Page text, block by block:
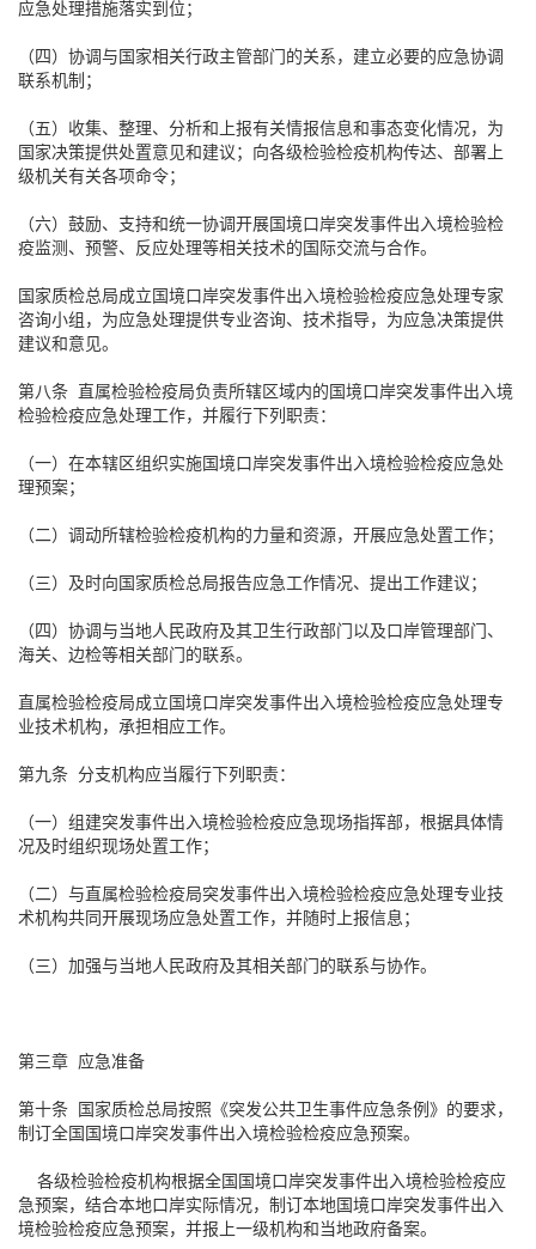
应急处理措施落实到位；
（四）协调与国家相关行政主管部门的关系，建立必要的应急协调
联系机制；
（五）收集、整理、分析和上报有关情报信息和事态变化情况，为
国家决策提供处置意见和建议；向各级检验检疫机构传达、部署上
级机关有关各项命令；
（六）鼓励、支持和统一协调开展国境口岸突发事件出入境检验检
疫监测、预警、反应处理等相关技术的国际交流与合作。
国家质检总局成立国境口岸突发事件出入境检验检疫应急处理专家
咨询小组，为应急处理提供专业咨询、技术指导，为应急决策提供
建议和意见。
第八条 直属检验检疫局负责所辖区域内的国境口岸突发事件出入境
检验检疫应急处理工作，并履行下列职责：
（一）在本辖区组织实施国境口岸突发事件出入境检验检疫应急处
理预案；
（二）调动所辖检验检疫机构的力量和资源，开展应急处置工作；
（三）及时向国家质检总局报告应急工作情况、提出工作建议；
（四）协调与当地人民政府及其卫生行政部门以及口岸管理部门、
海关、边检等相关部门的联系。
直属检验检疫局成立国境口岸突发事件出入境检验检疫应急处理专
业技术机构，承担相应工作。
第九条 分支机构应当履行下列职责：
（一）组建突发事件出入境检验检疫应急现场指挥部，根据具体情
况及时组织现场处置工作；
（二）与直属检验检疫局突发事件出入境检验检疫应急处理专业技
术机构共同开展现场应急处置工作，并随时上报信息；
（三）加强与当地人民政府及其相关部门的联系与协作。
第三章 应急准备
第十条 国家质检总局按照《突发公共卫生事件应急条例》的要求，
制订全国国境口岸突发事件出入境检验检疫应急预案。
各级检验检疫机构根据全国国境口岸突发事件出入境检验检疫应
急预案，结合本地口岸实际情况，制订本地国境口岸突发事件出入
境检验检疫应急预案，并报上一级机构和当地政府备案。